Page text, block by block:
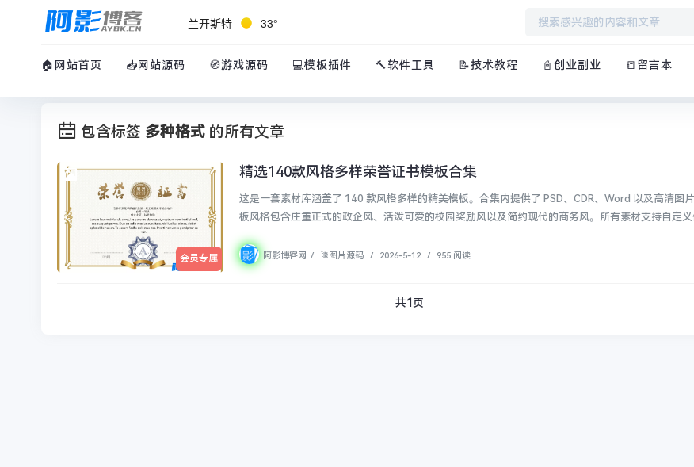
兰开斯特 33°
🏠网站首页 📥网站源码 🧭游戏源码 💻模板插件 🔨软件工具 📝技术教程 📓创业副业
📒留言本
包含标签 多种格式 的所有文章
会员专属
🎏图片源码
精选140款风格多样荣誉证书模板合集
这是一套素材库涵盖了 140 款风格多样的精美模板。合集内提供了 PSD、CDR、Word 以及高清图
板风格包含庄重正式的政企风、活泼可爱的校园奖励风以及简约现代的商务风。所有素材支持自定义
阿影博客网 / 🎏图片源码 / 2026-5-12 / 955 阅读
共1 页